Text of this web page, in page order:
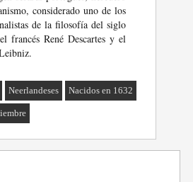
considerado uno de los
de la filosofía del siglo
francés René Descartes y el
Neerlandeses Nacidos en 1632